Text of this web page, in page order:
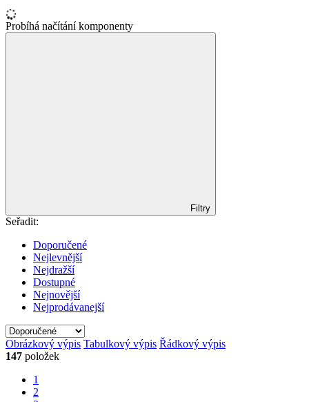
Probíhá načítání komponenty
Filtry
Seřadit:
Doporučené
Nejlevnější
Nejdražší
Dostupné
Nejnovější
Nejprodávanejší
Obrázkový výpis Tabulkový výpis Řádkový výpis
147 položek
1
2